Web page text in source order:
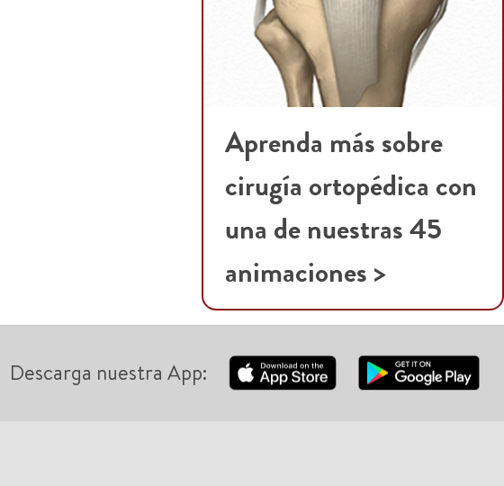
Aprenda más sobre
cirugía ortopédica con
una de nuestras 45
animaciones >
Descarga nuestra App: